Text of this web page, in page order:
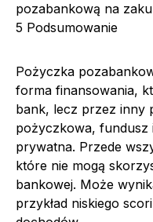
pozabankową na
5 Podsumowanie
Pożyczka
forma finansowania,
bank, lecz przez inny
pożyczkowa, fundusz
prywatna. Przede
które nie mogą
bankowej. Może
przykład niskiego